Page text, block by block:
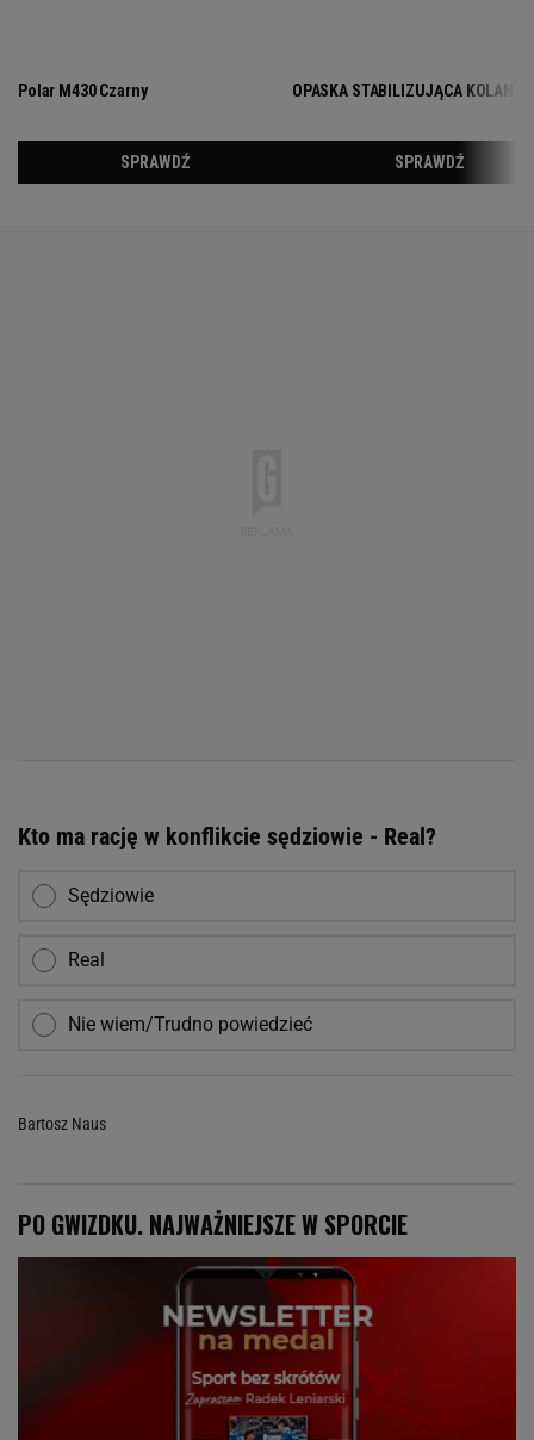
Kto ma rację w konflikcie sędziowie - Real?
Sędziowie
Real
Nie wiem/Trudno powiedzieć
Bartosz Naus